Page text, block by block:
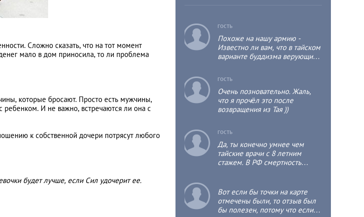
Сложно сказать, что на тот момент
мало в дом приносила, то ли проблема
которые бросают. Просто есть мужчины,
И не важно, встречаются ли она с
к собственной дочери потрясут любого
будет лучше, если Сил удочерит ее.
c ГОСТЬ
Похоже на нашу армию -
Известно ли вам, что в тайском
варианте буддизма верующий
монахом, пусть даже не
продолжительное время, т.к.
это положительно отразится на
его собственной судьбе и
c ГОСТЬ
Очень позновательно. Жаль,
что я прочёл это после
возвращения из Тая ))
c ГОСТЬ
Да, ты конечно умнее чем
тайские врачи с 8 летним
стажем. В РФ смертность
c
Вот если бы точки на карте
отмечены были, то отзыв был
бы полезен, потому что если